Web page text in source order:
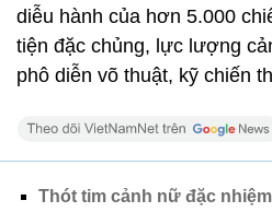
diễu hành của hơn 5.000
tiện đặc chủng, lực lượng
phô diễn võ thuật, kỹ chiến
Thót tim cảnh nữ đặc